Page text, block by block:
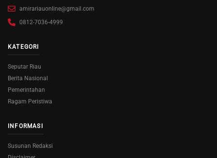
amirariauonline@gmail.com
0812-7036-4999
KATEGORI
Seputar Riau
Berita Nasional
Pemerintahan
Ragam Peristiwa
INFORMASI
Susunan Redaksi